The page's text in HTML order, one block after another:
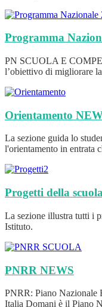
Programma
PN SCUOLA E
l’obiettivo di migliorare
Orientamento
La sezione guida lo
l'orientamento in entrata
Progetti della scuola
La sezione illustra tutti i
Istituto.
PNRR NEWS
PNRR: Piano Nazionale
Italia Domani è il Piano